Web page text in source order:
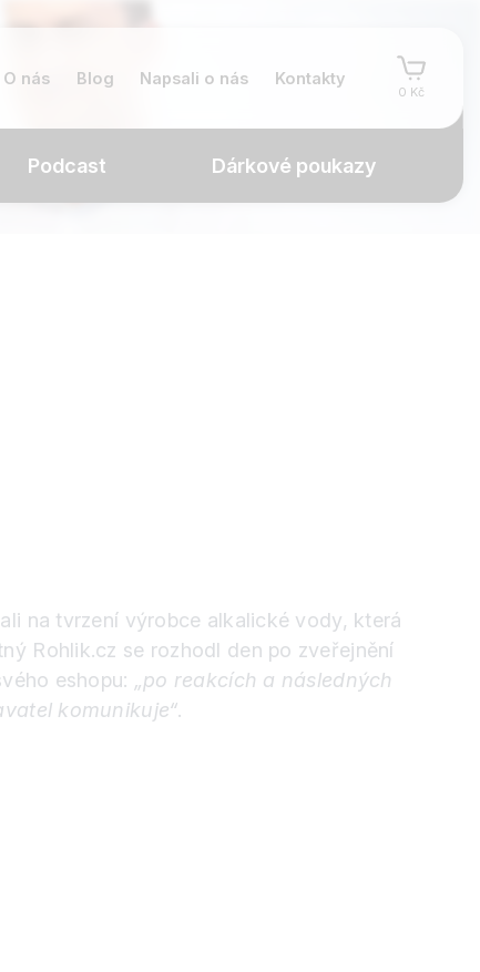
O nás Blog Napsali o nás Kontakty
0 Kč
Podcast Dárkové poukazy
na tvrzení výrobce alkalické vody, která
Rohlik.cz se rozhodl den po zveřejnění
eshopu: „po reakcích a následných
komunikuje“.